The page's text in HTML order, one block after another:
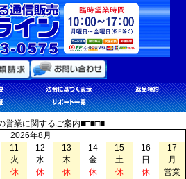
営業に関するご案内■□■□■
2026年8月
11 12 13 14 15 16
17
火 水 木 金 土 日
月
休 休 休 休 休 休
営業